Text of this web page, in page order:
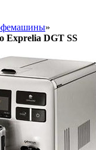
»
Exprelia DGT SS